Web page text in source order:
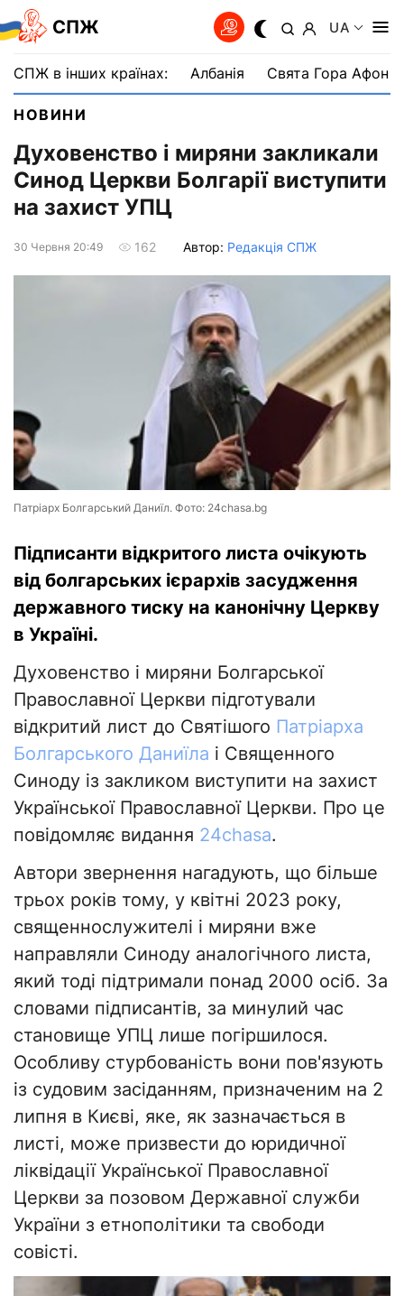
СПЖ UA
СПЖ в інших країнах: Албанія Свята Гора Афон
НОВИНИ
Духовенство і миряни закликали
Синод Церкви Болгарії виступити
на захист УПЦ
30 Червня 20:49 162 Автор: Редакція СПЖ
Патріарх Болгарський Даниїл. Фото: 24chasa.bg
Підписанти відкритого листа очікують
від болгарських ієрархів засудження
державного тиску на канонічну Церкву
в Україні.
Духовенство і миряни Болгарської
Православної Церкви підготували
відкритий лист до Святішого Патріарха
Болгарського Даниїла і Священного
Синоду із закликом виступити на захист
Української Православної Церкви. Про це
повідомляє видання 24chasa.
Автори звернення нагадують, що більше
трьох років тому, у квітні 2023 року,
священнослужителі і миряни вже
направляли Синоду аналогічного листа,
який тоді підтримали понад 2000 осіб. За
словами підписантів, за минулий час
становище УПЦ лише погіршилося.
Особливу стурбованість вони пов'язують
із судовим засіданням, призначеним на 2
липня в Києві, яке, як зазначається в
листі, може призвести до юридичної
ліквідації Української Православної
Церкви за позовом Державної служби
України з етнополітики та свободи
совісті.